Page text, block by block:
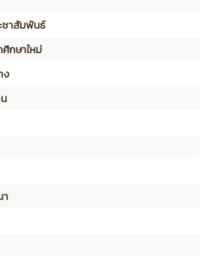
ชาสัมพันธ์
กษาใหม่
ง
า